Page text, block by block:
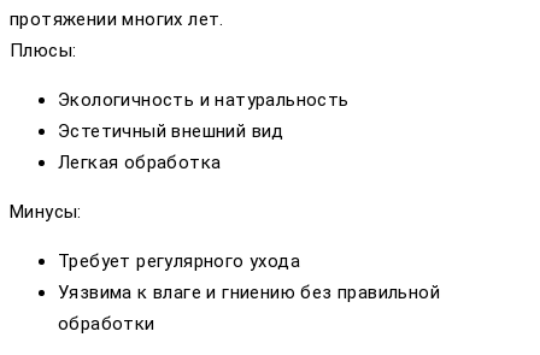
протяжении многих лет.
Плюсы:
Экологичность и натуральность
Эстетичный внешний вид
Легкая обработка
Минусы:
Требует регулярного ухода
Уязвима к влаге и гниению без правильной
обработки